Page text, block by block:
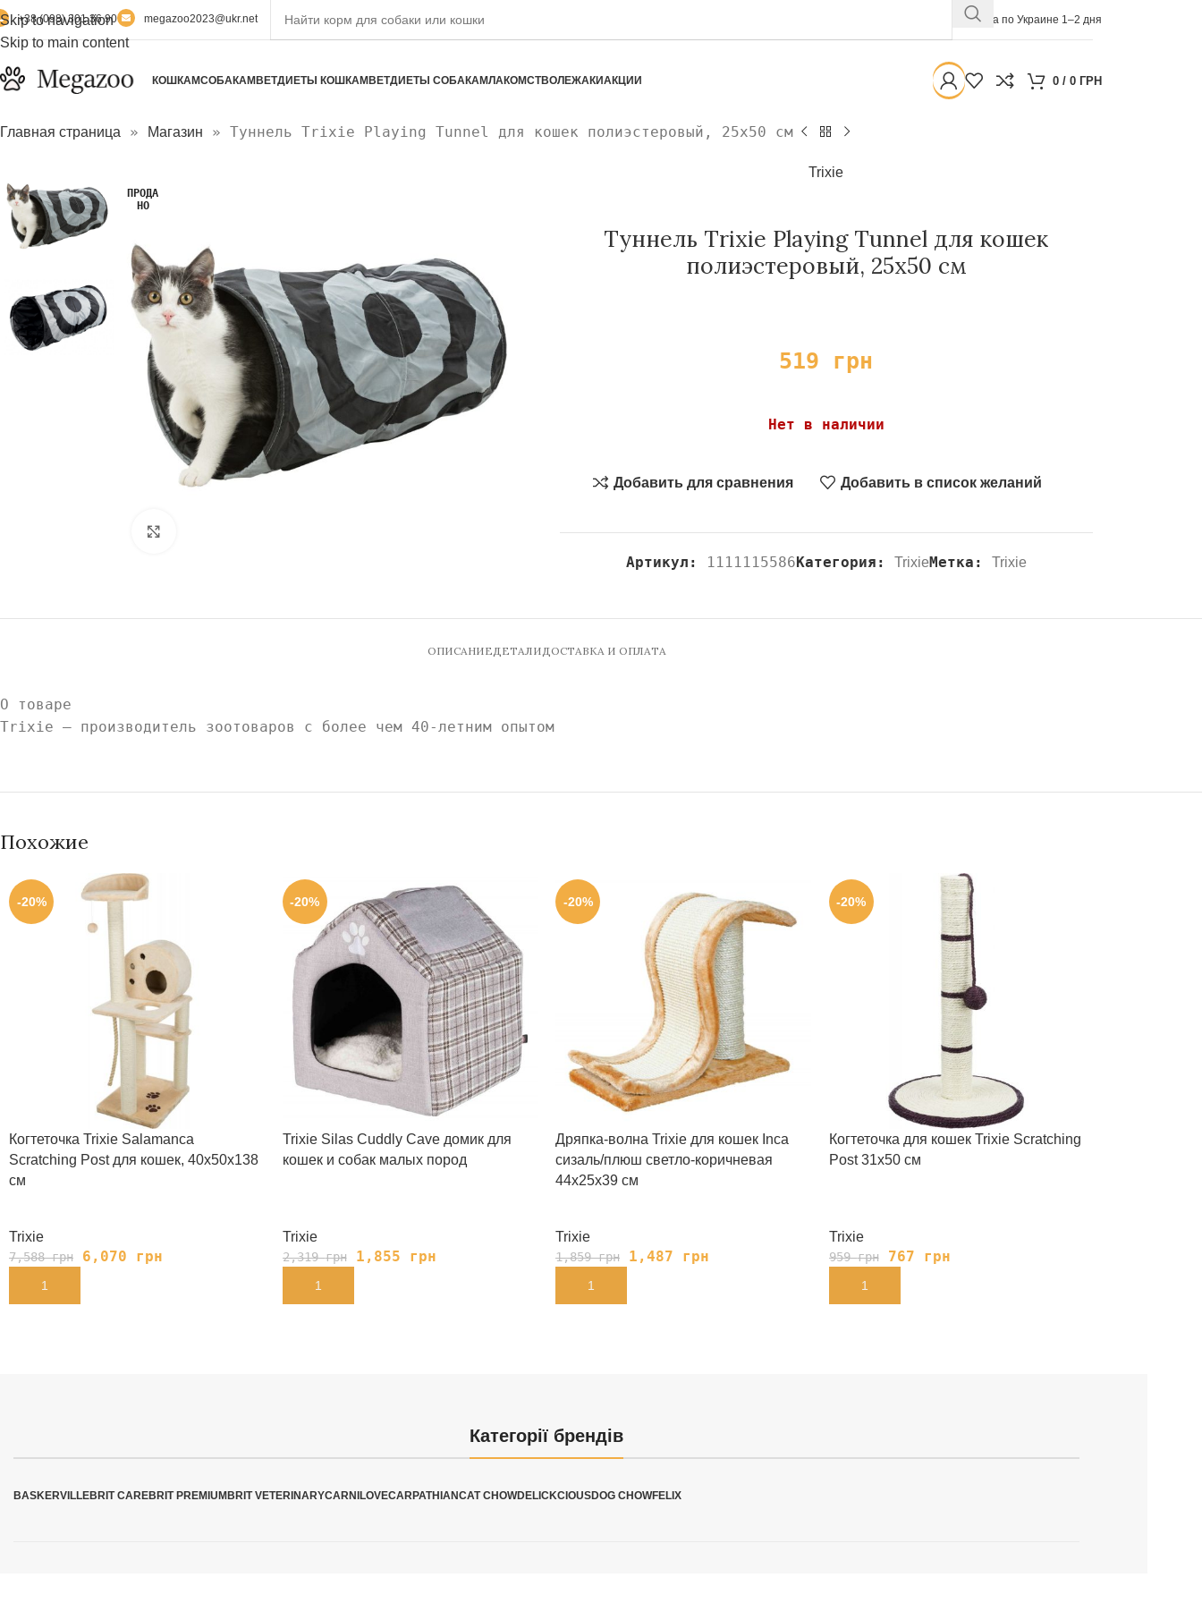
Skip to navigation
Skip to main content
+38 (098) 301 36 90 megazoo2023@ukr.net Доставка по Украине 1–2 дня
КОШКАМСОБАКАМ ВЕТДИЕТЫ КОШКАМ ВЕТДИЕТЫ СОБАКАМЛАКОМСТВОЛЕЖАКИАКЦИИ 0 / 0 ГРН
Главная страница » Магазин » Туннель Trixie Playing Tunnel для кошек полиэстеровый, 25х50 см
ПРОДА
НО
Trixie
Туннель Trixie Playing Tunnel для кошек
полиэстеровый, 25х50 см
519 грн
Нет в наличии
Добавить для сравнения Добавить в список желаний
Артикул: 1111115586Категория: TrixieМетка: Trixie
ОПИСАНИЕДЕТАЛИДОСТАВКА И ОПЛАТА
О товаре
Trixie — производитель зоотоваров с более чем 40-летним опытом
Похожие
-20%
Когтеточка Trixie Salamanca
Scratching Post для кошек, 40х50х138
см
Trixie
7,588грн 6,070 грн
В КОРЗИНУ
-20%
Trixie Silas Cuddly Cave домик для
кошек и собак малых пород
Trixie
2,319грн 1,855 грн
В КОРЗИНУ
-20%
Дряпка-волна Trixie для кошек Inca
сизаль/плюш светло-коричневая
44х25х39 см
Trixie
1,859грн 1,487 грн
В КОРЗИНУ
-20%
Когтеточка для кошек Trixie Scratching
Post 31х50 см
Trixie
959грн 767 грн
В КОРЗИНУ
Категорії брендів
BASKERVILLEBRIT CAREBRIT PREMIUMBRIT VETERINARYCARNILOVECARPATHIANCAT CHOWDELICKCIOUSDOG CHOWFELIX